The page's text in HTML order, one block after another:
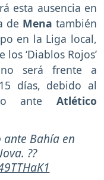
esta ausencia en
de Mena también
en la Liga local,
‘Diablos Rojos’
será frente a
días, debido al
ante Atlético
ante Bahía en
??